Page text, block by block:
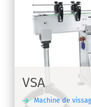
VSA
Machine de